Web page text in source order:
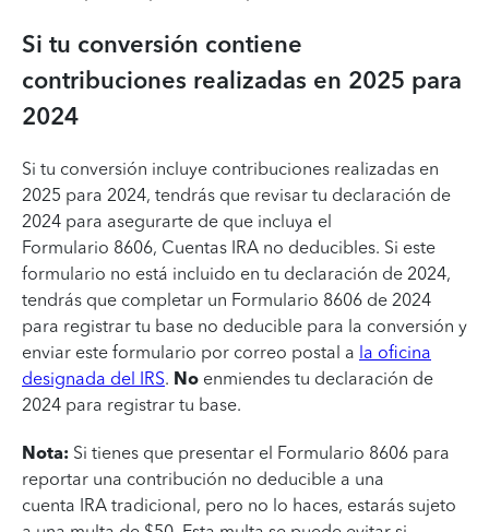
Si tu conversión contiene
contribuciones realizadas en 2025 para
2024
Si tu conversión incluye contribuciones realizadas en
2025 para 2024, tendrás que revisar tu declaración de
2024 para asegurarte de que incluya el
Formulario 8606, Cuentas IRA no deducibles. Si este
formulario no está incluido en tu declaración de 2024,
tendrás que completar un Formulario 8606 de 2024
para registrar tu base no deducible para la conversión y
enviar este formulario por correo postal a la oficina
designada del IRS. No enmiendes tu declaración de
2024 para registrar tu base.
Nota: Si tienes que presentar el Formulario 8606 para
reportar una contribución no deducible a una
cuenta IRA tradicional, pero no lo haces, estarás sujeto